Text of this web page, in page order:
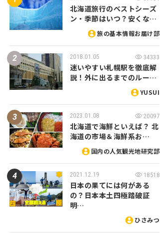
北海道旅行のベストシーズ
ン・季節はいつ？安くな…
旅の基本情報お届け部
2018.01.05 34333
迷いやすい札幌駅を徹底解
説！外に出るまでのルー…
YUSUI
2023.01.08 20097
北海道で海鮮といえば？ 北
海道の市場＆海鮮系お…
国内の人気観光地研究部
2021.12.19 18518
日本の果てには何がある
の？日本本土四極踏破証
明…
ひさみつ